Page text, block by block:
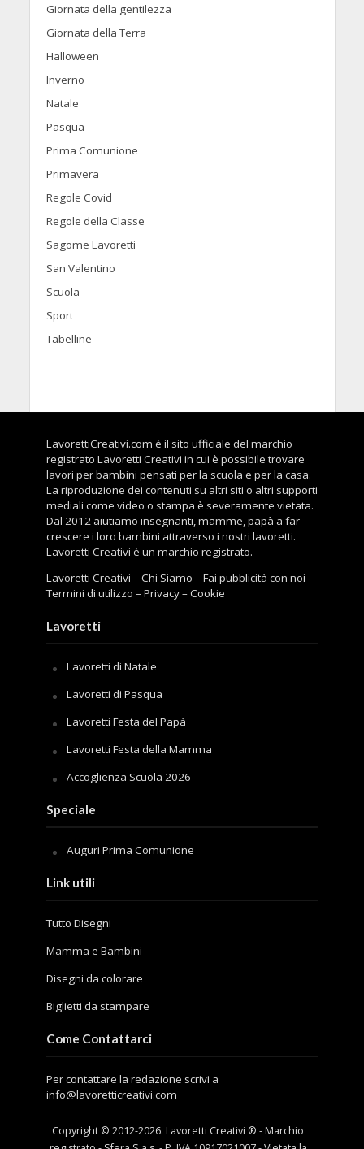
Giornata della gentilezza
Giornata della Terra
Halloween
Inverno
Natale
Pasqua
Prima Comunione
Primavera
Regole Covid
Regole della Classe
Sagome Lavoretti
San Valentino
Scuola
Sport
Tabelline
LavorettiCreativi.com è il sito ufficiale del marchio
registrato Lavoretti Creativi in cui è possibile trovare
lavori per bambini pensati per la scuola e per la casa.
La riproduzione dei contenuti su altri siti o altri supporti
mediali come video o stampa è severamente vietata.
Dal 2012 aiutiamo insegnanti, mamme, papà a far
crescere i loro bambini attraverso i nostri lavoretti.
Lavoretti Creativi è un marchio registrato.
Lavoretti Creativi –Chi Siamo –Fai pubblicità con noi –
Termini di utilizzo –Privacy–Cookie
Lavoretti
Lavoretti di Natale
Lavoretti di Pasqua
Lavoretti Festa del Papà
Lavoretti Festa della Mamma
Accoglienza Scuola 2026
Speciale
Auguri Prima Comunione
Link utili
Tutto Disegni
Mamma e Bambini
Disegni da colorare
Biglietti da stampare
Come Contattarci
Per contattare la redazione scrivi a
info@lavoretticreativi.com
Copyright © 2012-2026. Lavoretti Creativi ® - Marchio